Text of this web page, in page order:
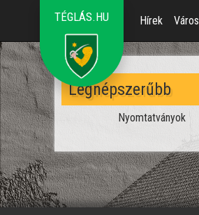
TÉGLÁS.HU Hírek Város
Legnépszerűbb
Nyomtatványok
';